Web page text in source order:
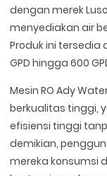
dengan merek
menyediakan air
Produk ini
GPD hingga 600
Mesin RO Ady
berkualitas tinggi,
efisiensi tinggi
demikian,
mereka konsumsi